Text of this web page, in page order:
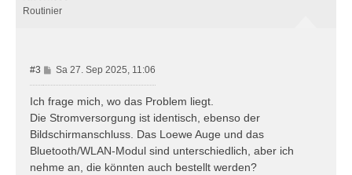
Routinier
#3
B
e
i
t
a
g
Sa 27. Sep 2025, 11:06
Ich frage mich, wo das Problem liegt.
Die Stromversorgung ist identisch, ebenso der
Bildschirmanschluss. Das Loewe Auge und das
Bluetooth/WLAN-Modul sind unterschiedlich, aber ich
nehme an, die könnten auch bestellt werden?